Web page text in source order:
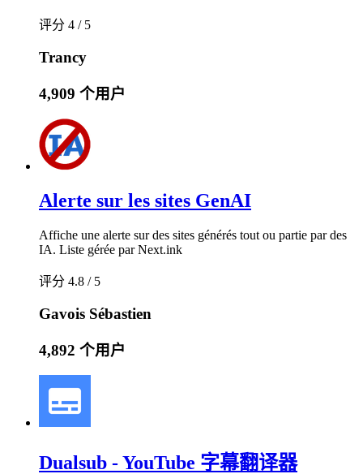
评分 4 / 5
Trancy
4,909 个用户
Alerte sur les sites GenAI
Affiche une alerte sur des sites générés tout ou partie par des
IA. Liste gérée par Next.ink
评分 4.8 / 5
Gavois Sébastien
4,892 个用户
Dualsub - YouTube 字幕翻译器